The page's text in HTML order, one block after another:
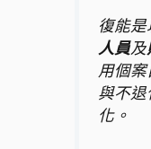
復能
人員及
用個
與不
化。